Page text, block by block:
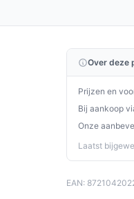
Plaats de
de
1)
Controleer
Over deze
Prijzen en
Bij aankoop
Onze
Laatst
EAN: